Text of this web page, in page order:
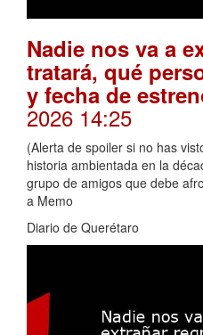
Nadie nos va a
tratará, qué
y fecha de
2026 14:25
(Alerta de spoiler si no has
historia ambientada en la
grupo de amigos que debe
a Memo
Diario de Querétaro